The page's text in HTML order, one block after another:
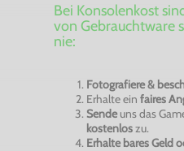
Bei Konsolenkost
von Gebrauchtware
nie:
Fotografiere &
Erhalte ein faires
Sendeuns das
kostenloszu.
Erhalte bares Geld